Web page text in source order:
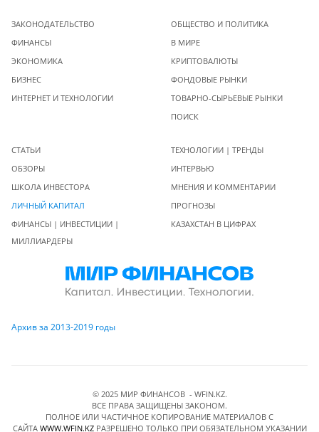
ЗАКОНОДАТЕЛЬСТВО
ФИНАНСЫ
ЭКОНОМИКА
БИЗНЕС
ИНТЕРНЕТ И ТЕХНОЛОГИИ
ОБЩЕСТВО И ПОЛИТИКА
В МИРЕ
КРИПТОВАЛЮТЫ
ФОНДОВЫЕ РЫНКИ
ТОВАРНО-СЫРЬЕВЫЕ РЫНКИ
ПОИСК
СТАТЬИ
ОБЗОРЫ
ШКОЛА ИНВЕСТОРА
ЛИЧНЫЙ КАПИТАЛ
ФИНАНСЫ | ИНВЕСТИЦИИ |
МИЛЛИАРДЕРЫ
ТЕХНОЛОГИИ | ТРЕНДЫ
ИНТЕРВЬЮ
МНЕНИЯ И КОММЕНТАРИИ
ПРОГНОЗЫ
КАЗАХСТАН В ЦИФРАХ
Архив за 2013-2019 годы
© 2025 МИР ФИНАНСОВ - WFIN.KZ.
ВСЕ ПРАВА ЗАЩИЩЕНЫ ЗАКОНОМ.
ПОЛНОЕ ИЛИ ЧАСТИЧНОЕ КОПИРОВАНИЕ МАТЕРИАЛОВ C
САЙТА WWW.WFIN.KZРАЗРЕШЕНО ТОЛЬКО ПРИ ОБЯЗАТЕЛЬНОМ УКАЗАНИИ